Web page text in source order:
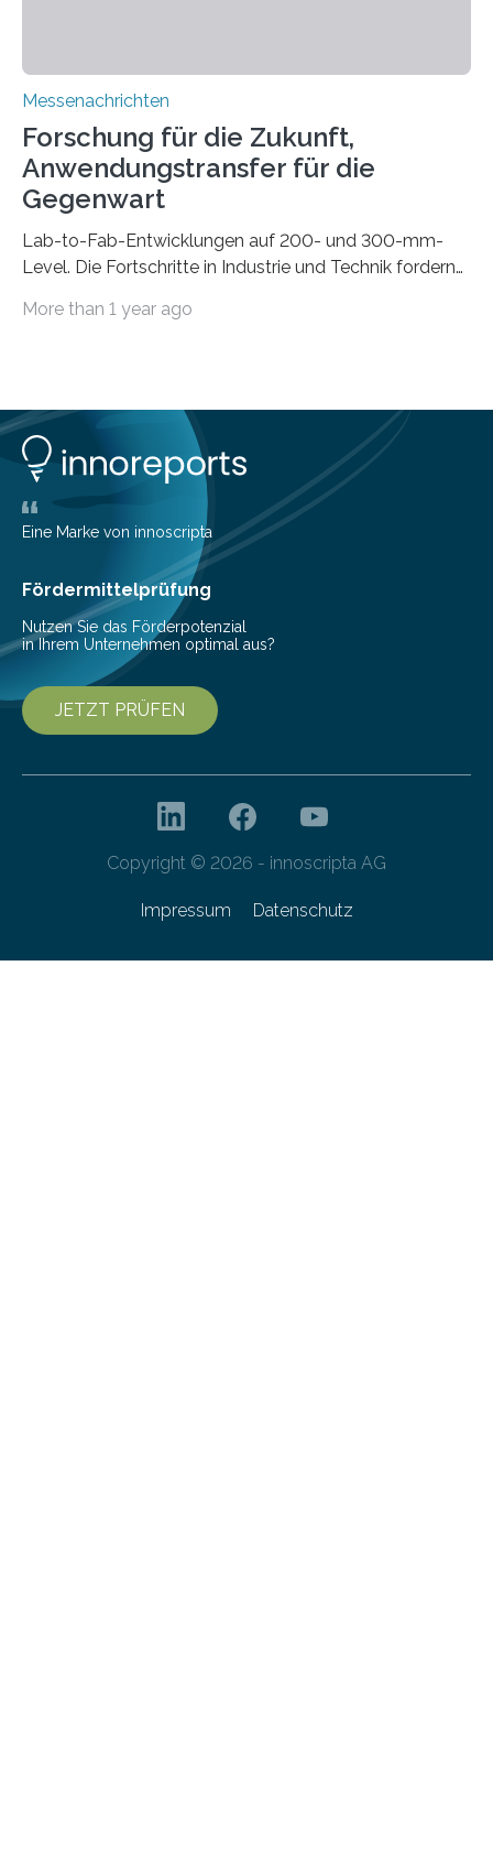
Messenachrichten
Forschung für die Zukunft,
Anwendungstransfer für die
Gegenwart
Lab-to-Fab-Entwicklungen auf 200- und 300-mm-
Level. Die Fortschritte in Industrie und Technik fordern
Mikrochips, sowohl aus technischer, wirtschaftlicher, als
dabei als starker Partner der Industrie etabliert. Das
Serviceangebot umfasst alle Schritte »from lab to fab«
– von der Beratung über die Prozessentwicklung bis hin
zur Pilotfertigung. 300-mm-Prozessanlagen am CNT.
(c) Sebastian Lassak / Fraunhofer IPMS…
More than 1 year ago
Eine Marke von innoscripta
Fördermittelprüfung
Nutzen Sie das Förderpotenzial
in Ihrem Unternehmen optimal aus?
JETZT PRÜFEN
Copyright © 2026 - innoscripta AG
Impressum Datenschutz